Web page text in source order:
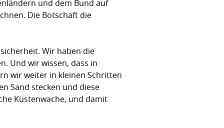
und dem Bund auf
Die Botschaft die
Wir haben die
Und wir wissen, dass in
wir weiter in kleinen Schritten
Sand stecken und diese
Küstenwache, und damit